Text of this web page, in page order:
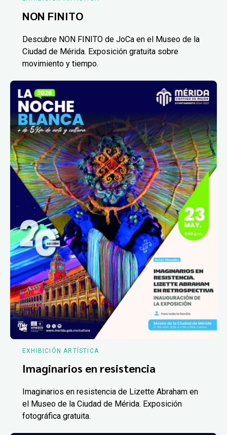
NON FINITO
Descubre NON FINITO de JoCa en el Museo de la
Ciudad de Mérida. Exposición gratuita sobre
movimiento y tiempo.
EXHIBICIÓN ARTÍSTICA
Imaginarios en resistencia
Imaginarios en resistencia de Lizette Abraham en
el Museo de la Ciudad de Mérida. Exposición
fotográfica gratuita.